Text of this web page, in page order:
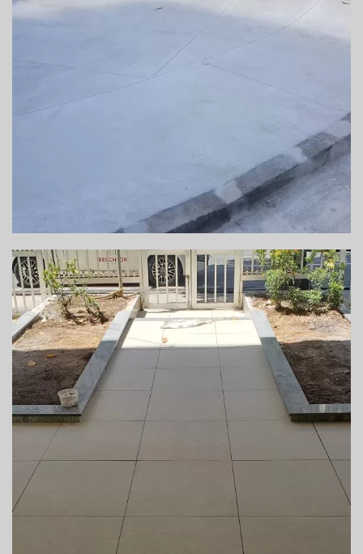
REFORMA DE ESTACIONAMENTO – SALVADOR
REFORMA DA ENTRADA DO CONDOMÍNIO –